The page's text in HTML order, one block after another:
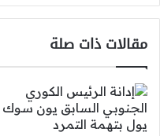
مقالات ذات صلة